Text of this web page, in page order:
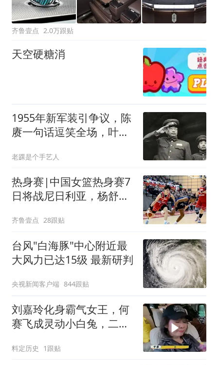
齐鲁壹点 2.0万跟贴
天空硬糖消
1955年新军装引争议，陈
赓一句话逗笑全场，叶
老踝是个手艺人
热身赛|中国女篮热身赛7
日将战尼日利亚，杨舒予
齐鲁壹点 28跟贴
台风"白海豚"中心附近最
大风力已达15级 最新研判
央视新闻客户端 844跟贴
刘嘉玲化身霸气女王，何
赛飞成灵动小白兔，二人
料定历史 1跟贴